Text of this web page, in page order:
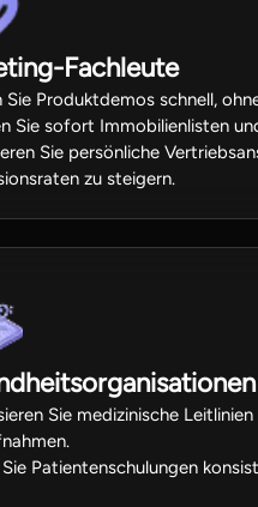
Fachleute
Sie Produktdemos schnell,
Sie sofort Immobilienlisten
Sie persönliche
zu steigern.
Sie medizinische
Patientenschulungen